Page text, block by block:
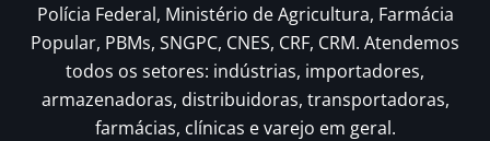
Polícia Federal, Ministério de Agricultura, Farmácia
Popular, PBMs, SNGPC, CNES, CRF, CRM. Atendemos
todos os setores: indústrias, importadores,
armazenadoras, distribuidoras, transportadoras,
farmácias, clínicas e varejo em geral.